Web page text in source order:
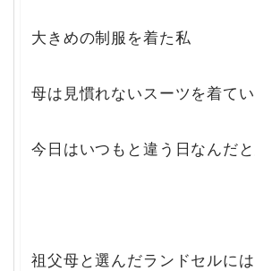
大きめの制服を着た私
母は見慣れないスーツを着て
今日はいつもと違う日なんだ
祖父母と選んだランドセルには